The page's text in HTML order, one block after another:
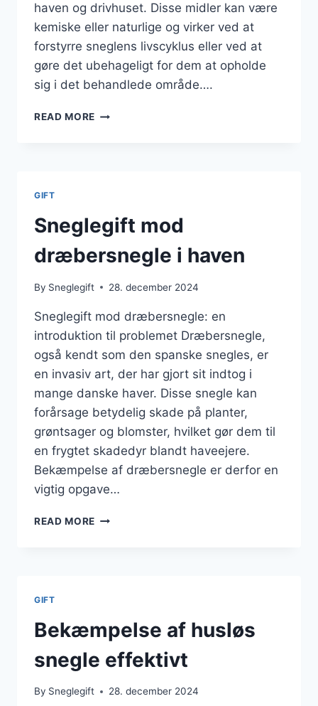
haven og drivhuset. Disse midler kan være
kemiske eller naturlige og virker ved at
forstyrre sneglens livscyklus eller ved at
gøre det ubehageligt for dem at opholde
sig i det behandlede område….
READ MORE ANTI-
GIFT
Sneglegift mod
dræbersnegle i haven
By Sneglegift 28. december 2024
Sneglegift mod dræbersnegle: en
introduktion til problemet Dræbersnegle,
også kendt som den spanske snegles, er
en invasiv art, der har gjort sit indtog i
mange danske haver. Disse snegle kan
forårsage betydelig skade på planter,
grøntsager og blomster, hvilket gør dem til
en frygtet skadedyr blandt haveejere.
Bekæmpelse af dræbersnegle er derfor en
vigtig opgave…
READ MORE SNEGLEGIFT
GIFT
Bekæmpelse af husløs
snegle effektivt
By Sneglegift 28. december 2024